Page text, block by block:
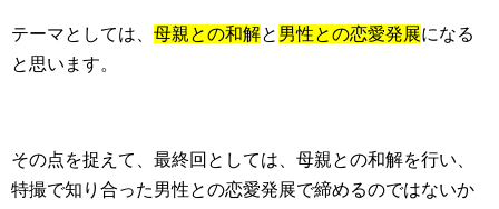
テーマとしては、 母親との和解と 男性との恋愛発展になる
と思います。
その点を捉えて、最終回としては、母親との和解を行い、
特撮で知り合った男性との恋愛発展で締めるのではないか